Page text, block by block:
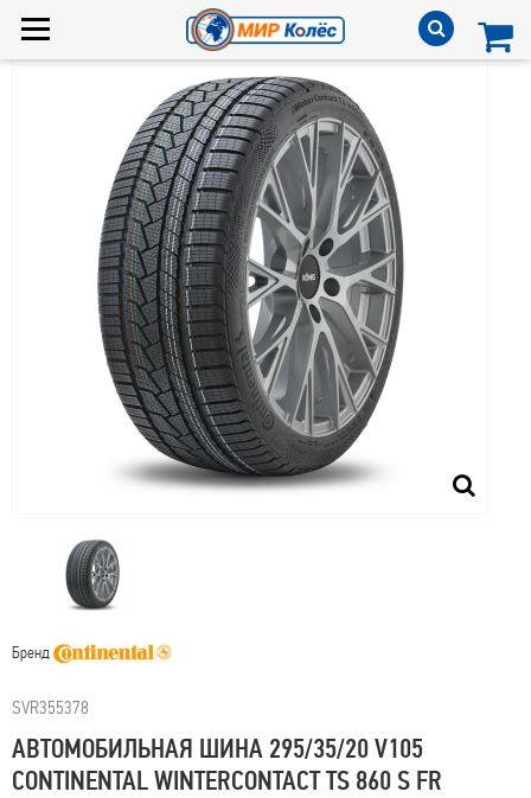
Бренд
SVR355378
АВТОМОБИЛЬНАЯ ШИНА 295/35/20 V105
CONTINENTAL WINTERCONTACT TS 860 S FR